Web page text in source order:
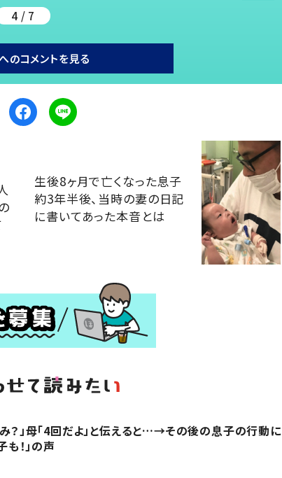
4 / 7
のコメントを見る
生後8ヶ月で亡くなった息子
約3年半後、当時の妻の日記
に書いてあった本音とは
？」母「4回だよ」と伝えると…→その後の息子の行動に
も！」の声